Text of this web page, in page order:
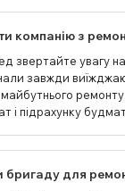
компанію з
звертайте увагу на
завжди
і підрахунку
бригаду для